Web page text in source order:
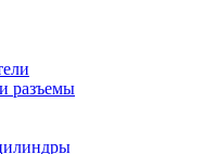
разъемы